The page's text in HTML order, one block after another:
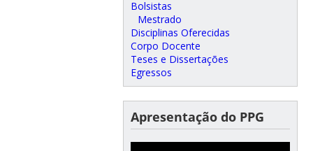
Bolsistas
Mestrado
Disciplinas Oferecidas
Corpo Docente
Teses e Dissertações
Egressos
Apresentação do PPG